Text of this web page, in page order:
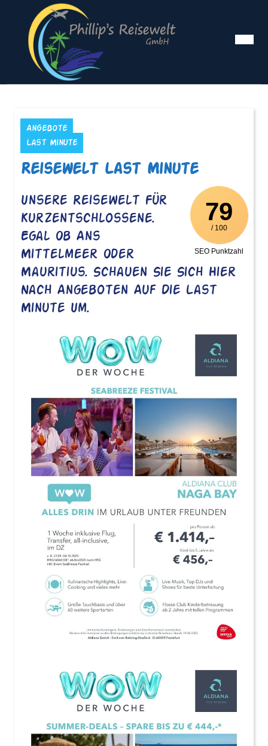
content
Angebote
Last Minute
Reisewelt Last Minute
79
/ 100
SEO Punktzahl
Unsere Reisewelt Für
Kurzentschlossene.
Egal Ob Ans
Mittelmeer Oder
Mauritius. Schauen Sie Sich Hier
Nach Angeboten Auf Die Last
Minute Um.